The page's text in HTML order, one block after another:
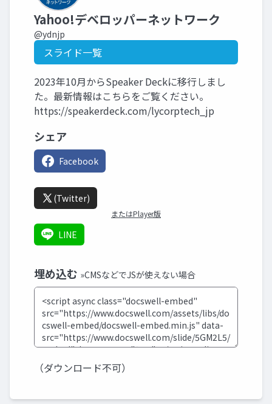
Yahoo!デベロッパーネットワーク
@ydnjp
スライド一覧
2023年10月からSpeaker Deckに移行しまし
た。最新情報はこちらをご覧ください。
https://speakerdeck.com/lycorptech_jp
シェア
Facebook
(Twitter)
またはPlayer版
LINE
埋め込む »CMSなどでJSが使えない場合
（ダウンロード不可）